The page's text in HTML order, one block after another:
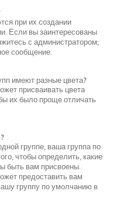
при их создании
Если вы заинтересованы
с администратором;
сообщение.
имеют разные цвета?
присваивать цвета
их было проще отличать
группе, ваша группа по
чтобы определить, какие
быть вам присвоены.
предоставить вам
группу по умолчанию в